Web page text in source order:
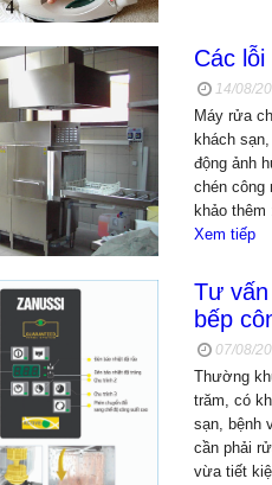
Các
14/08/
Máy rửa
khách
động ảnh
chén công
khảo thêm
Xem tiếp
Tư
bếp
07/08/
Thường
trăm, có
sạn, bệnh
cần phải
vừa tiết